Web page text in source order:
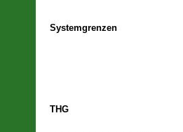
Systemgrenzen
THG